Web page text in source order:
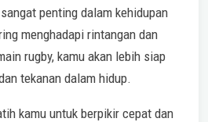
penting dalam kehidupan
menghadapi rintangan dan
rugby, kamu akan lebih siap
tekanan dalam hidup.
kamu untuk berpikir cepat dan